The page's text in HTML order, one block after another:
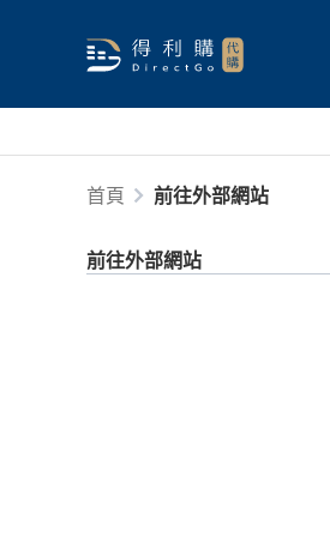
首頁 前往外部網站
前往外部網站